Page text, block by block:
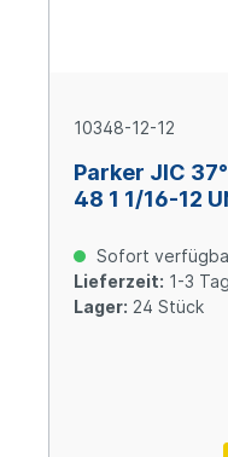
10348-12-12
Parker JIC
48 1 1/16-12
Sofort
Lieferzeit: 1-3
Lager: 24 Stück